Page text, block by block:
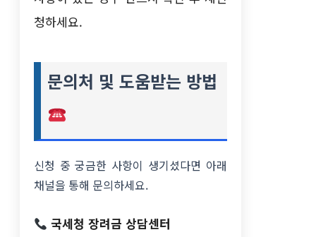
청하세요.
문의처 및 도움받는 방법
신청 중 궁금한 사항이 생기셨다면 아래
채널을 통해 문의하세요.
국세청 장려금 상담센터